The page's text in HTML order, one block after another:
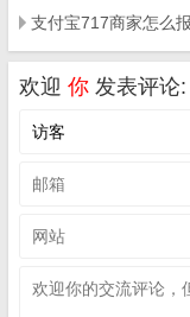
支付宝717商家怎么
欢迎 你 发表评论: